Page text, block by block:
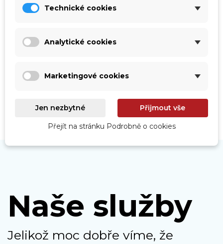
Roboty
Naše služby
Jelikož moc dobře víme, že
Technické cookies
Analytické cookies
Marketingové cookies
Jen nezbytné Přijmout vše
Přejít na stránku Podrobně o cookies